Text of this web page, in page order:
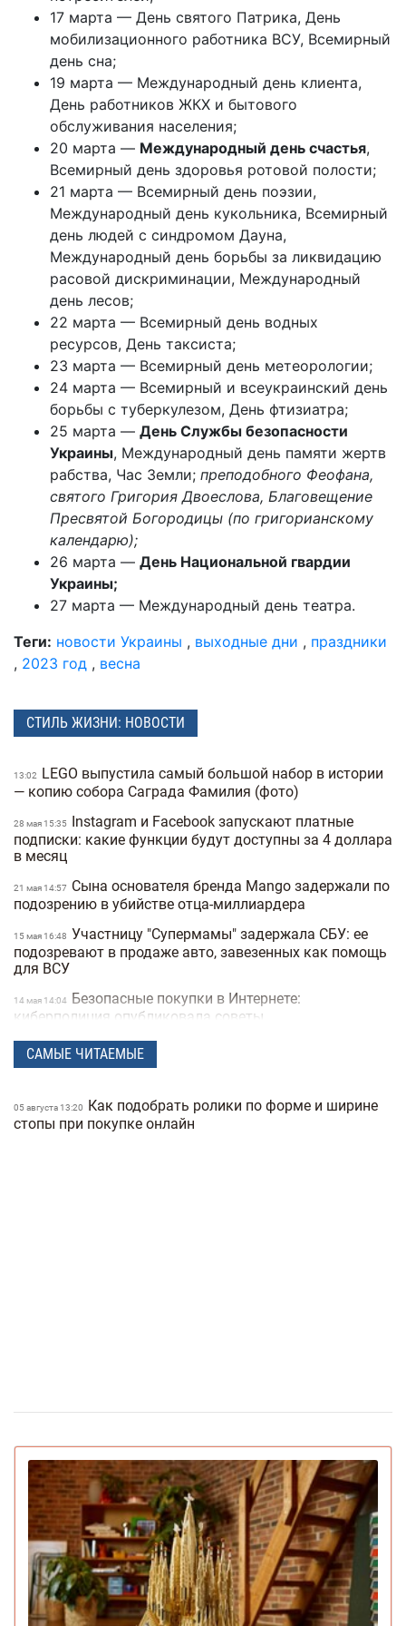
17 марта — День святого Патрика, День
мобилизационного работника ВСУ, Всемирный
день сна;
19 марта — Международный день клиента,
День работников ЖКХ и бытового
обслуживания населения;
20 марта — Международный день счастья,
Всемирный день здоровья ротовой полости;
21 марта — Всемирный день поэзии,
Международный день кукольника, Всемирный
день людей с синдромом Дауна,
Международный день борьбы за ликвидацию
расовой дискриминации, Международный
день лесов;
22 марта — Всемирный день водных
ресурсов, День таксиста;
23 марта — Всемирный день метеорологии;
24 марта — Всемирный и всеукраинский день
борьбы с туберкулезом, День фтизиатра;
25 марта — День Службы безопасности
Украины, Международный день памяти жертв
рабства, Час Земли; преподобного Феофана,
святого Григория Двоеслова, Благовещение
Пресвятой Богородицы (по григорианскому
календарю);
26 марта — День Национальной гвардии
Украины;
27 марта — Международный день театра.
Теги: новости Украины , выходные дни , праздники
, 2023 год , весна
СТИЛЬ ЖИЗНИ: НОВОСТИ
13:02
LEGO выпустила самый большой набор в истории
— копию собора Саграда Фамилия (фото)
28 мая 15:35 Instagram и Facebook запускают платные
подписки: какие функции будут доступны за 4 доллара
в месяц
21 мая 14:57
Сына основателя бренда Mango задержали по
подозрению в убийстве отца-миллиардера
15 мая 16:48 Участницу "Супермамы" задержала СБУ: ее
подозревают в продаже авто, завезенных как помощь
для ВСУ
14 мая 14:04 Безопасные покупки в Интернете:
киберполиция опубликовала советы
28 апреля 16:14 Украинец побил мировой рекорд: сотрудник
морга сделал 230 татуировок костей и стал "живым
24 марта 14:40 Мужчины влюбляются быстрее, а женщины
— сильнее: исследование Biology of Sex Differences
15 умирающих профессий, которым грозит
16 декабря 16:22 Pantone назвал главный цвет 2026 года:
символизирует спокойствие (видео)
10 декабря 17:33
Pornhub подвел итоги года: Украина в
топ-20 по просмотрам
04 декабря 15:38 YouTube объявил итоги 2025 года: лучший
блогер, подкаст, самая популярная тема и музыка
03 декабря 13:59 Ботокс стал самой популярной процедурой
САМЫЕ ЧИТАЕМЫЕ
05 августа 13:20
Как подобрать ролики по форме и ширине
стопы при покупке онлайн